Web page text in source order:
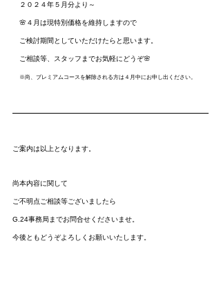
２０２４年５月分より～
🌸４月は現特別価格を維持しますので
ご検討期間としていただけたらと思います。
ご相談等、スタッフまでお気軽にどうぞ🌸
※尚、プレミアムコースを解除される方は４月中にお申し出ください。
ご案内は以上となります。
尚本内容に関して
ご不明点ご相談等ございましたら
G.24事務局までお問合せくださいませ。
今後ともどうぞよろしくお願いいたします。